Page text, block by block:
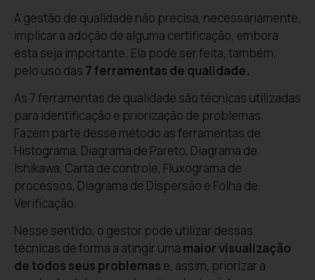
A gestão de qualidade não precisa, necessariamente,
implicar a adoção de alguma certificação, embora
esta seja importante. Ela pode ser feita, também,
pelo uso das 7 ferramentas de qualidade.
As 7 ferramentas de qualidade são técnicas utilizadas
para identificação e priorização de problemas.
Fazem parte desse método as ferramentas de
Histograma, Diagrama de Pareto, Diagrama de
Ishikawa, Carta de controle, Fluxograma de
processos, Diagrama de Dispersão e Folha de
Verificação.
Nesse sentido, o gestor pode utilizar dessas
técnicas de forma a atingir uma maior visualização
de todos seus problemas e, assim, priorizar a